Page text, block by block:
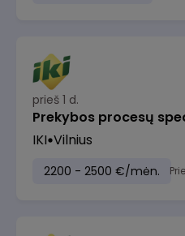
prieš 1 d.
Prekybos procesų
IKI Vilnius
2200 - 2500 €/mėn.